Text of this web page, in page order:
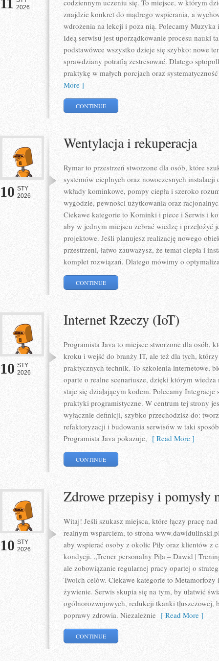
2026
codziennym uczeniu się. To miejsce, w którym
znajdzie konkret do mądrego wspierania, a
wdrożenia na lekcji i poza nią. Polecamy
Ideą serwisu jest uporządkowanie procesu nauki
podstawówce wszystko dzieje się szybko: nowe
sprawdziany potrafią zestresować. Dlatego
praktykę w małych porcjach oraz
More ]
CONTINUE
10 STY
2026
Wentylacja i rekuperacja
Rymar to przestrzeń stworzone dla osób, które
systemów cieplnych oraz nowoczesnych
wkłady kominkowe, pompy ciepła i szeroko
wygodzie, pewności użytkowania oraz
Ciekawe kategorie to Kominki i piece i Serwis i
aby w jednym miejscu zebrać wiedzę i przełożyć
projektowe. Jeśli planujesz realizację nowego
przestrzeni, łatwo zauważysz, że temat ciepła i
komplet rozwiązań. Dlatego mówimy o
CONTINUE
10 STY
2026
Internet Rzeczy (IoT)
Programista Java to miejsce stworzone dla osób,
kroku i wejść do branży IT, ale też dla tych,
praktycznych technik. To szkolenia internetowe,
oparte o realne scenariusze, dzięki którym
staje się działającym kodem. Polecamy
praktyki programistyczne. W centrum tej strony
wyłącznie definicji, szybko przechodzisz do:
refaktoryzacji i budowania serwisów w taki
Programista Java pokazuje, [ Read More ]
CONTINUE
10 STY
2026
Zdrowe przepisy i pomysły
Witaj! Jeśli szukasz miejsca, które łączy pracę
realnym wsparciem, to strona
aby wspierać osoby z okolic Piły oraz klientów z
kondycji. „Trener personalny Piła – Dawid |
ale zobowiązanie regularnej pracy opartej o
Twoich celów. Ciekawe kategorie to
żywienie. Serwis skupia się na tym, by ułatwić
ogólnorozwojowych, redukcji tkanki tłuszczowej,
poprawy zdrowia. Niezależnie [ Read More ]
CONTINUE